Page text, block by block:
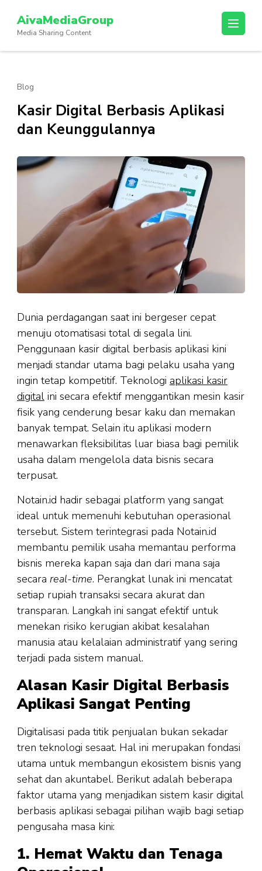
konten
(Tekan
AivaMediaGroup
Media Sharing Content
Blog
Kasir Digital Berbasis Aplikasi
dan Keunggulannya
Dunia perdagangan saat ini bergeser cepat
menuju otomatisasi total di segala lini.
Penggunaan kasir digital berbasis aplikasi kini
menjadi standar utama bagi pelaku usaha yang
ingin tetap kompetitif. Teknologi aplikasi kasir
digital ini secara efektif menggantikan mesin kasir
fisik yang cenderung besar kaku dan memakan
banyak tempat. Selain itu aplikasi modern
menawarkan fleksibilitas luar biasa bagi pemilik
usaha dalam mengelola data bisnis secara
terpusat.
Notain.id hadir sebagai platform yang sangat
ideal untuk memenuhi kebutuhan operasional
tersebut. Sistem terintegrasi pada Notain.id
membantu pemilik usaha memantau performa
bisnis mereka kapan saja dan dari mana saja
secara real-time. Perangkat lunak ini mencatat
setiap rupiah transaksi secara akurat dan
transparan. Langkah ini sangat efektif untuk
menekan risiko kerugian akibat kesalahan
manusia atau kelalaian administratif yang sering
terjadi pada sistem manual.
Alasan Kasir Digital Berbasis
Aplikasi Sangat Penting
Digitalisasi pada titik penjualan bukan sekadar
tren teknologi sesaat. Hal ini merupakan fondasi
utama untuk membangun ekosistem bisnis yang
sehat dan akuntabel. Berikut adalah beberapa
faktor utama yang menjadikan sistem kasir digital
berbasis aplikasi sebagai pilihan wajib bagi setiap
pengusaha masa kini:
1. Hemat Waktu dan Tenaga